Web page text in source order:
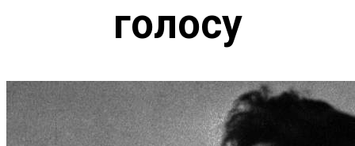
голосу